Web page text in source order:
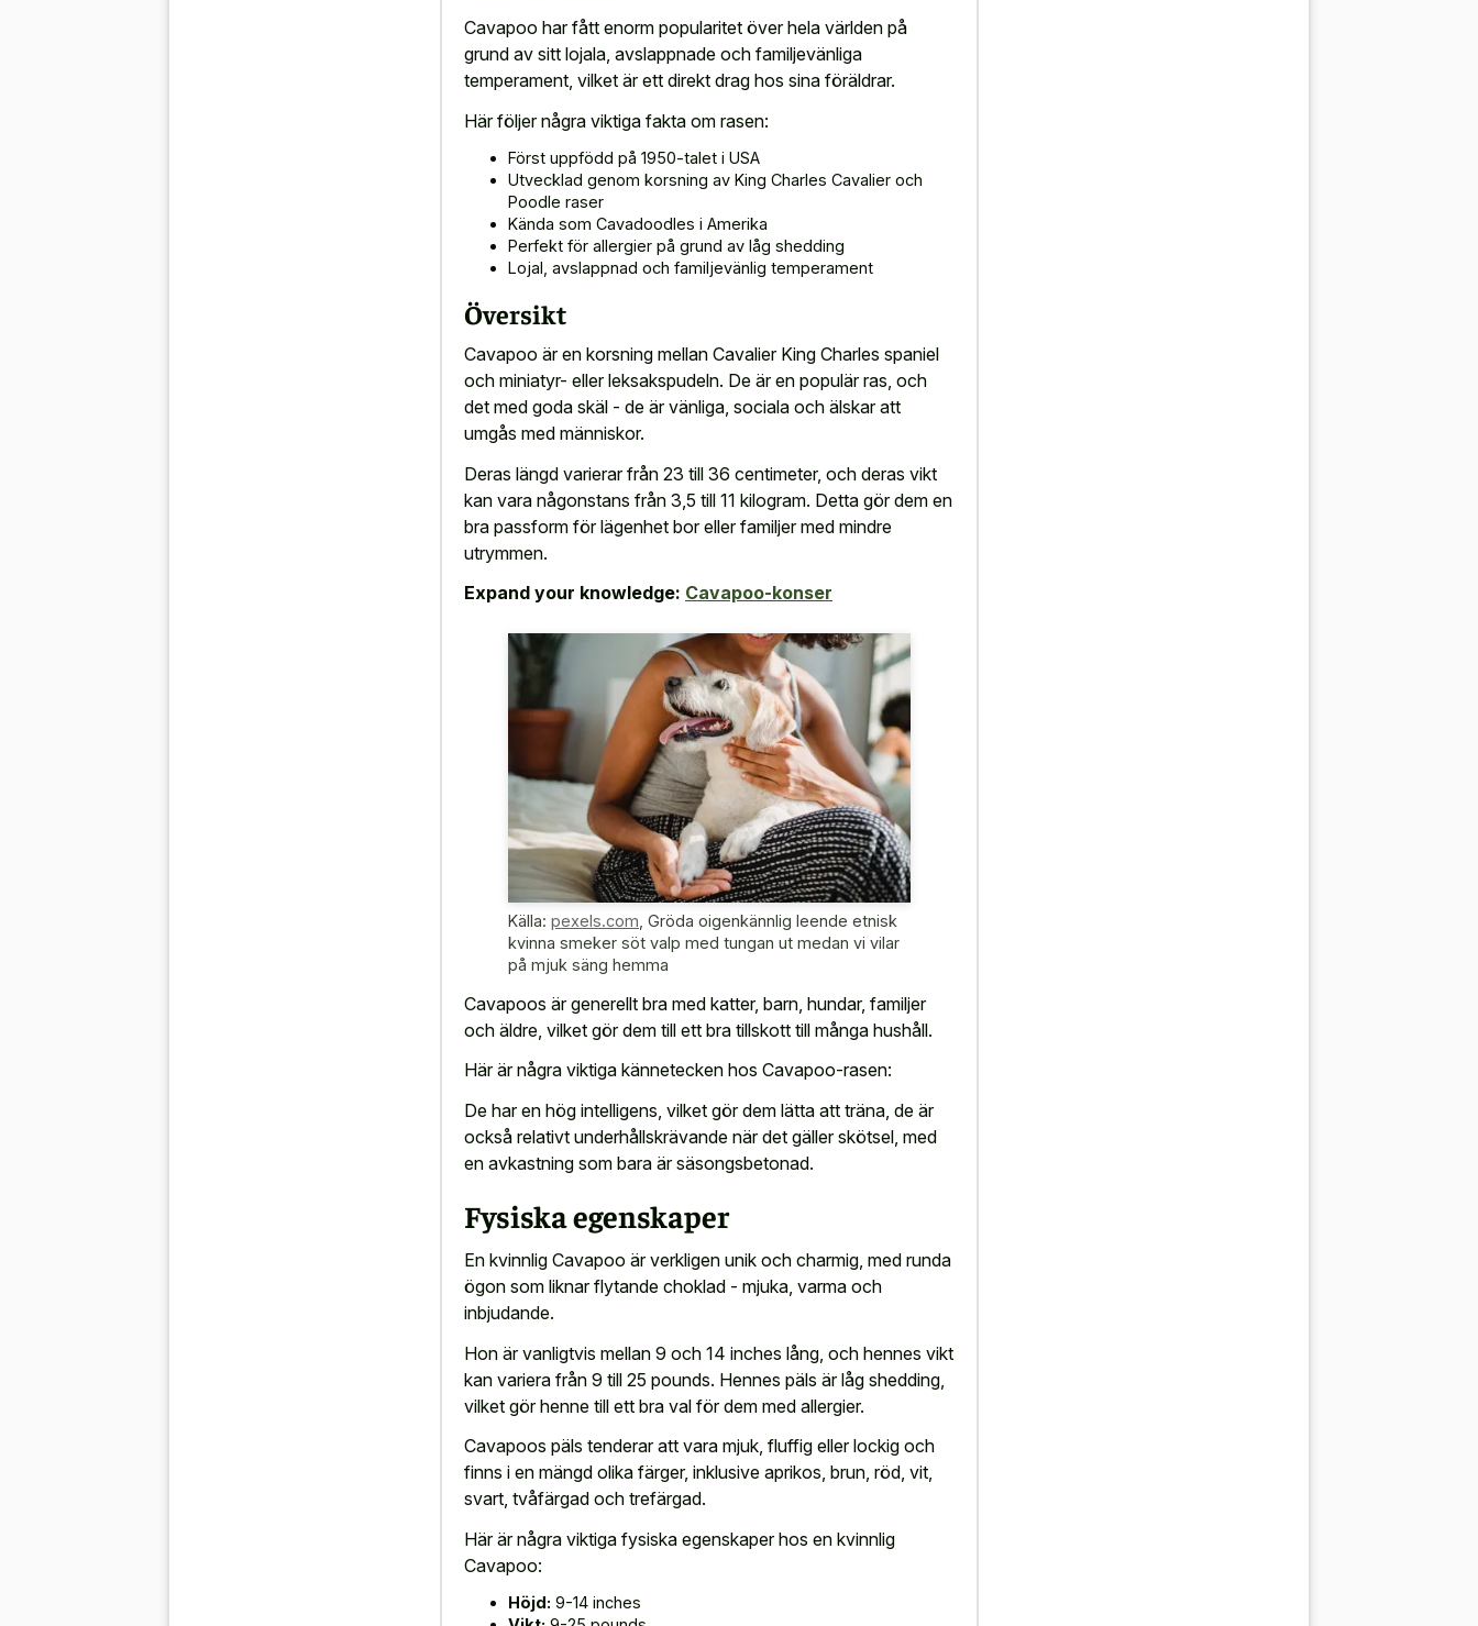
Cavapoo har fått enorm popularitet över hela världen på
grund av sitt lojala, avslappnade och familjevänliga
temperament, vilket är ett direkt drag hos sina föräldrar.
Här följer några viktiga fakta om rasen:
Först uppfödd på 1950-talet i USA
Utvecklad genom korsning av King Charles Cavalier och
Poodle raser
Kända som Cavadoodles i Amerika
Perfekt för allergier på grund av låg shedding
Lojal, avslappnad och familjevänlig temperament
Översikt
Cavapoo är en korsning mellan Cavalier King Charles spaniel
och miniatyr- eller leksakspudeln. De är en populär ras, och
det med goda skäl - de är vänliga, sociala och älskar att
umgås med människor.
Deras längd varierar från 23 till 36 centimeter, och deras vikt
kan vara någonstans från 3,5 till 11 kilogram. Detta gör dem en
bra passform för lägenhet bor eller familjer med mindre
utrymmen.
Expand your knowledge: Cavapoo-konser
Källa: pexels.com Gröda oigenkännlig leende etnisk
kvinna smeker söt valp med tungan ut medan vi vilar
på mjuk säng hemma
Cavapoos är generellt bra med katter, barn, hundar, familjer
och äldre, vilket gör dem till ett bra tillskott till många hushåll.
Här är några viktiga kännetecken hos Cavapoo-rasen:
De har en hög intelligens, vilket gör dem lätta att träna, de är
också relativt underhållskrävande när det gäller skötsel, med
en avkastning som bara är säsongsbetonad.
Fysiska egenskaper
En kvinnlig Cavapoo är verkligen unik och charmig, med runda
ögon som liknar flytande choklad - mjuka, varma och
inbjudande.
Hon är vanligtvis mellan 9 och 14 inches lång, och hennes vikt
kan variera från 9 till 25 pounds. Hennes päls är låg shedding,
vilket gör henne till ett bra val för dem med allergier.
Cavapoos päls tenderar att vara mjuk, fluffig eller lockig och
finns i en mängd olika färger, inklusive aprikos, brun, röd, vit,
svart, tvåfärgad och trefärgad.
Här är några viktiga fysiska egenskaper hos en kvinnlig
Cavapoo:
Höjd: 9-14 inches